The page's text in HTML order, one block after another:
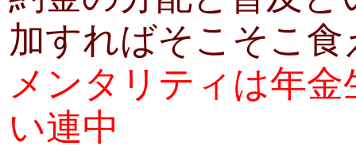
加すればそこそこ
メンタリティは年
い連中